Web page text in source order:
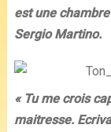
est une
Sergio Martino.
« Tu me crois
maitresse.